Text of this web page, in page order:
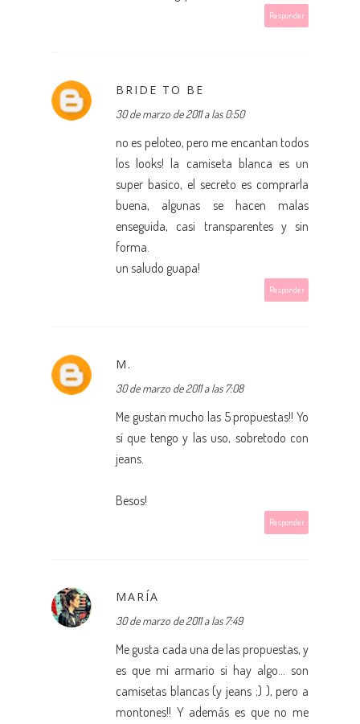
Responder
BRIDE TO BE
30 de marzo de 2011 a las 0:50
no es peloteo, pero me encantan todos
los looks! la camiseta blanca es un
super basico, el secreto es comprarla
buena, algunas se hacen malas
enseguida, casi transparentes y sin
forma.
un saludo guapa!
Responder
M.
30 de marzo de 2011 a las 7:08
Me gustan mucho las 5 propuestas!! Yo
sí que tengo y las uso, sobretodo con
jeans.
Besos!
Responder
MARÍA
30 de marzo de 2011 a las 7:49
Me gusta cada una de las propuestas, y
es que mi armario si hay algo... son
camisetas blancas (y jeans ;) ), pero a
montones!! Y además es que no me